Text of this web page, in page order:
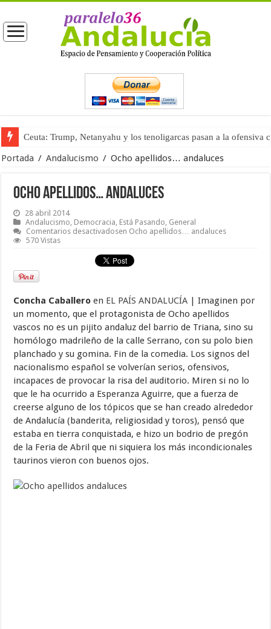
Ceuta: Trump, Netanyahu y los tenoligarcas pasan a la ofensiva
Portada / Andalucismo / Ocho apellidos… andaluces
Ocho apellidos… andaluces
28 abril 2014
Andalucismo, Democracia, Está Pasando, General
Comentarios desactivadosen Ocho apellidos… andaluces
570 Vistas
Concha Caballero en EL PAÍS ANDALUCÍA | Imaginen por
un momento, que el protagonista de Ocho apellidos
vascos no es un pijito andaluz del barrio de Triana, sino su
homólogo madrileño de la calle Serrano, con su polo bien
planchado y su gomina. Fin de la comedia. Los signos del
nacionalismo español se volverían serios, ofensivos,
incapaces de provocar la risa del auditorio. Miren si no lo
que le ha ocurrido a Esperanza Aguirre, que a fuerza de
creerse alguno de los tópicos que se han creado alrededor
de Andalucía (banderita, religiosidad y toros), pensó que
estaba en tierra conquistada, e hizo un bodrio de pregón
de la Feria de Abril que ni siquiera los más incondicionales
taurinos vieron con buenos ojos.